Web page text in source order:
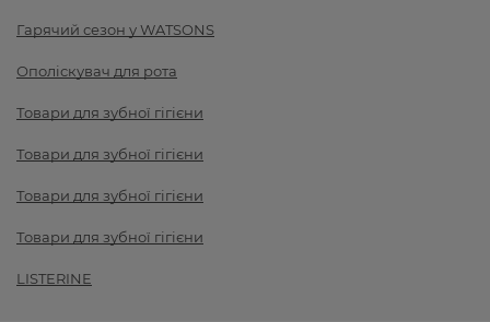
Гарячий сезон у WATSONS
Ополіскувач для рота
Товари для зубної гігієни
Товари для зубної гігієни
Товари для зубної гігієни
Товари для зубної гігієни
LISTERINE